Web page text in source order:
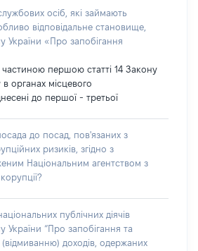
осіб, які займають
відповідальне становище,
України «Про запобігання
першою статті 14 Закону
органах місцевого
до першої - третьої
до посад, пов'язаних з
ризиків, згідно з
Національним агентством з
публічних діячів
України “Про запобігання та
(відмиванню) доходів, одержаних